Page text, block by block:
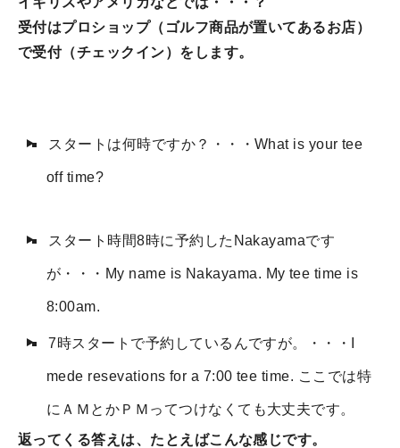
受付はプロショップ（ゴルフ商品が置いてあるお店）
で受付（チェックイン）をします。
スタートは何時ですか？・・・What is your tee
off time?
スタート時間8時に予約したNakayamaです
が・・・My name is Nakayama. My tee time is
8:00am.
7時スタートで予約しているんですが。・・・I
mede resevations for a 7:00 tee time. ここでは特
にＡＭとかＰＭってつけなくても大丈夫です。
返ってくる答えは、たとえばこんな感じです。